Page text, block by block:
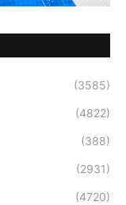
(3585)
(4822)
(388)
(2931)
(4720)